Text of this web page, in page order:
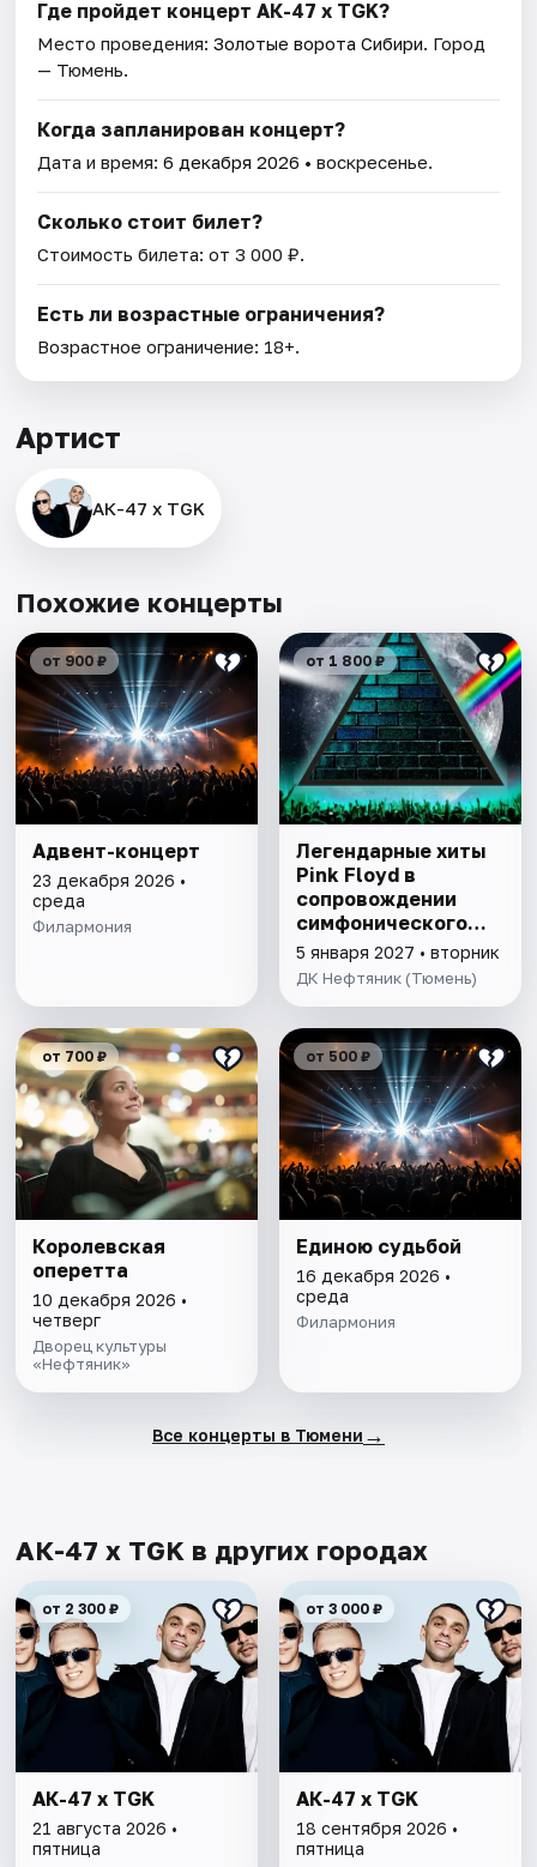
Где пройдет концерт АК-47 х TGK?
Место проведения:Золотые ворота Сибири. Город
— Тюмень.
Когда запланирован концерт?
Дата и время:6 декабря 2026 • воскресенье.
Сколько стоит билет?
Стоимость билета: от 3 000 ₽.
Есть ли возрастные ограничения?
Возрастное ограничение: 18+.
Артист
АК-47 х TGK
Похожие концерты
от 900 ₽
Адвент-концерт
23 декабря 2026 •
среда
Филармония
от 1 800 ₽
Легендарные хиты
Pink Floyd в
сопровождении
симфонического
оркестра
5 января 2027 • вторник
ДК Нефтяник (Тюмень)
от 700 ₽
Королевская
оперетта
10 декабря 2026 •
четверг
Дворец культуры
«Нефтяник»
от 500 ₽
Единою судьбой
16 декабря 2026 •
среда
Филармония
Все концерты в Тюмени →
АК-47 х TGK в других городах
от 2 300 ₽
АК-47 х TGK
21 августа 2026 •
пятница
от 3 000 ₽
АК-47 х TGK
18 сентября 2026 •
пятница